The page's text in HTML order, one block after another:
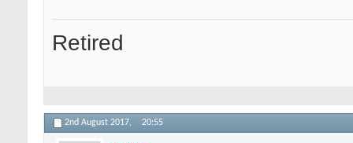
Retired
2nd August 2017, 20:55